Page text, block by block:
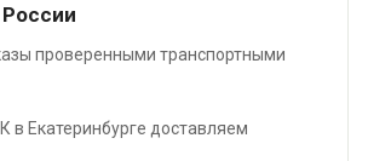
проверенными транспортными
в Екатеринбурге доставляем